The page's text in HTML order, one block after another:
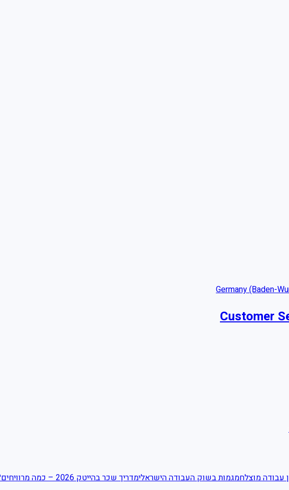
Germany (Baden-
Customer
עבודה מוצלחמגמות בשוק העבודה הישראלימדריך שכר בהייטק 2026 – כמה מרוויחים?